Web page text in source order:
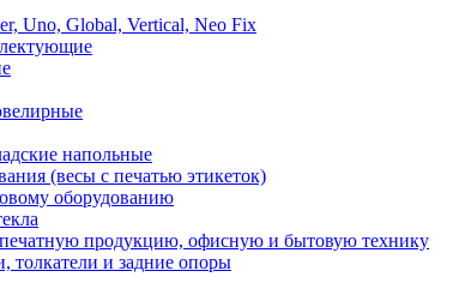
Uno, Global, Vertical, Neo Fix
напольные
(весы с печатью этикеток)
оборудованию
продукцию, офисную и бытовую технику
толкатели и задние опоры